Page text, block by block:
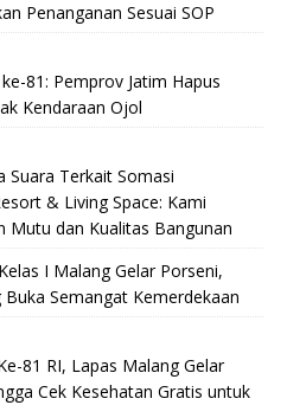
Penanganan Sesuai SOP
81: Pemprov Jatim Hapus
Kendaraan Ojol
Suara Terkait Somasi
& Living Space: Kami
Mutu dan Kualitas Bangunan
I Malang Gelar Porseni,
Semangat Kemerdekaan
81 RI, Lapas Malang Gelar
Cek Kesehatan Gratis untuk